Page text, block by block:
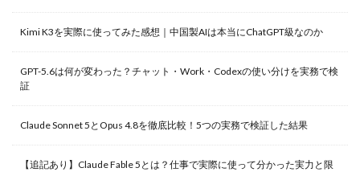
Kimi K3を実際に使ってみた感想｜中国製AIは本当にChatGPT級なのか
GPT-5.6は何が変わった？チャット・Work・Codexの使い分けを実務で検
証
Claude Sonnet 5とOpus 4.8を徹底比較！5つの実務で検証した結果
【追記あり】Claude Fable 5とは？仕事で実際に使って分かった実力と限